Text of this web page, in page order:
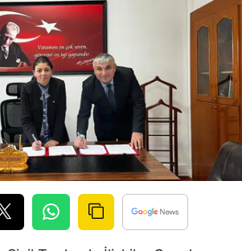
Çorum
Denizli
Diyarbakır
Edirne
Elazığ
Erzincan